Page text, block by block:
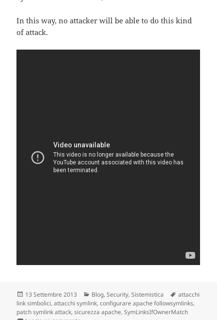
In this way, no attacker will be able to do this kind
of attack.
Scritto
il
13 Settembre 2013 Categorie
Blog,Security,Sistemistica Tag
attacchi
link simbolici,attacchi symlink,configurare apache followsymlinks,
patch symlink attack,sicurezza apache,SymLinksIfOwnerMatch